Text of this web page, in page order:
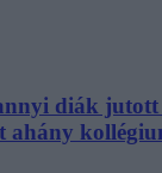
diák jutott
ahány